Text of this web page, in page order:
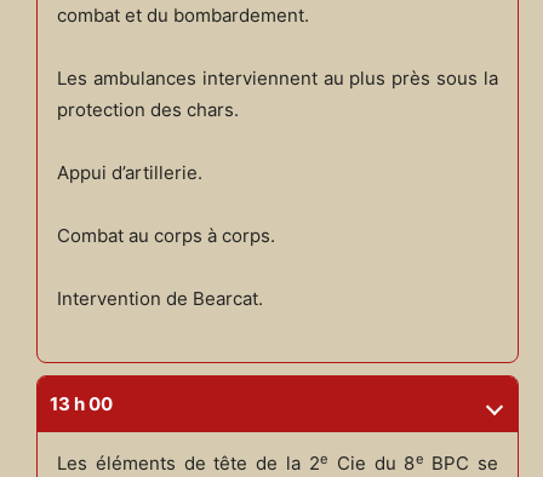
combat et du bombardement.
Les ambulances interviennent au plus près sous la
protection des chars.
Appui d’artillerie.
Combat au corps à corps.
Intervention de Bearcat.
13 h 00
Les éléments de tête de la 2e Cie du 8e BPC se